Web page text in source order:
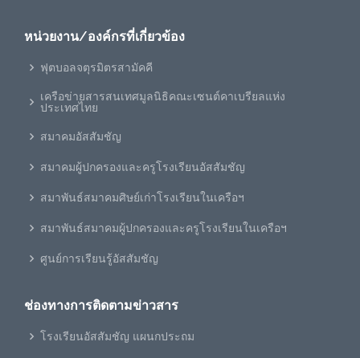
หน่วยงาน/องค์กรที่เกี่ยวข้อง
ฟุตบอลจตุรมิตรสามัคคี
เครือข่ายสารสนเทศมูลนิธิคณะเซนต์คาเบรียลแห่ง
ประเทศไทย
สมาคมอัสสัมชัญ
สมาคมผู้ปกครองและครูโรงเรียนอัสสัมชัญ
สมาพันธ์สมาคมศิษย์เก่าโรงเรียนในเครือฯ
สมาพันธ์สมาคมผู้ปกครองและครูโรงเรียนในเครือฯ
ศูนย์การเรียนรู้อัสสัมชัญ
ช่องทางการติดตามข่าวสาร
โรงเรียนอัสสัมชัญ แผนกประถม